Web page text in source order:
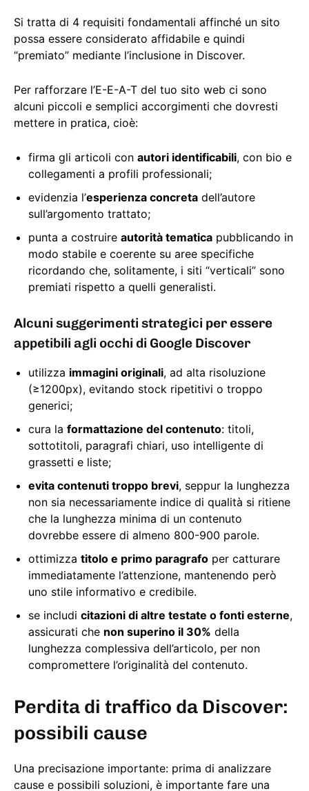
Si tratta di 4 requisiti fondamentali affinché un sito
possa essere considerato affidabile e quindi
“premiato” mediante l’inclusione in Discover.
Per rafforzare l’E-E-A-T del tuo sito web ci sono
alcuni piccoli e semplici accorgimenti che dovresti
mettere in pratica, cioè:
firma gli articoli con autori identificabili, con bio e
collegamenti a profili professionali;
evidenzia l’esperienza concreta dell’autore
sull’argomento trattato;
punta a costruire autorità tematica pubblicando in
modo stabile e coerente su aree specifiche
ricordando che, solitamente, i siti “verticali” sono
premiati rispetto a quelli generalisti.
Alcuni suggerimenti strategici per essere
appetibili agli occhi di Google Discover
utilizza immagini originali, ad alta risoluzione
(≥1200px), evitando stock ripetitivi o troppo
generici;
cura la formattazione del contenuto: titoli,
sottotitoli, paragrafi chiari, uso intelligente di
grassetti e liste;
evita contenuti troppo brevi, seppur la lunghezza
non sia necessariamente indice di qualità si ritiene
che la lunghezza minima di un contenuto
dovrebbe essere di almeno 800-900 parole.
ottimizza titolo e primo paragrafo per catturare
immediatamente l’attenzione, mantenendo però
uno stile informativo e credibile.
se includi citazioni di altre testate o fonti esterne,
assicurati che non superino il 30% della
lunghezza complessiva dell’articolo, per non
compromettere l’originalità del contenuto.
Perdita di traffico da Discover:
possibili cause
Una precisazione importante: prima di analizzare
cause e possibili soluzioni, è importante fare una